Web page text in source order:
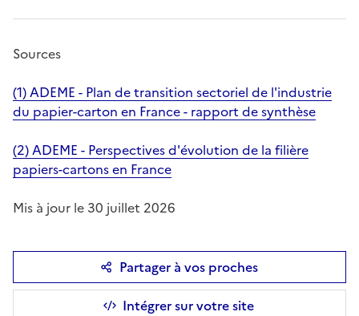
Sources
(1) ADEME - Plan de transition sectoriel de l'industrie
du papier-carton en France - rapport de synthèse
(2) ADEME - Perspectives d'évolution de la filière
papiers-cartons en France
Mis à jour le 30 juillet 2026
Partager à vos proches
Intégrer sur votre site